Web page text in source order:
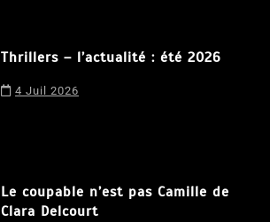
Thrillers – l’actualité : été 2026
4 Juil 2026
Le coupable n’est pas Camille de
Clara Delcourt